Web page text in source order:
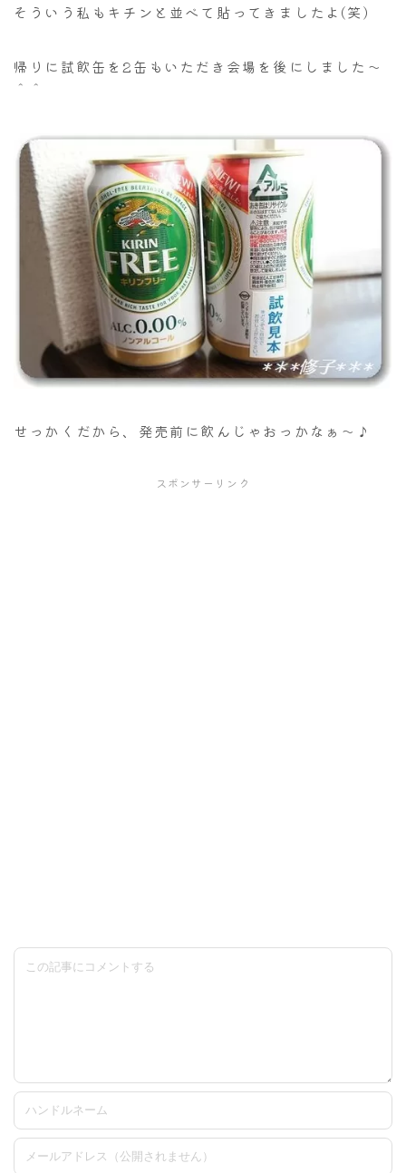
そういう私もキチンと並べて貼ってきましたよ(笑)
帰りに試飲缶を2缶もいただき会場を後にしました～
＾＾
せっかくだから、発売前に飲んじゃおっかなぁ～♪
スポンサーリンク